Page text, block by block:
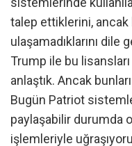
talep ettiklerini,
ulaşamadıklarını dile
Trump ile bu
anlaştık. Ancak
Bugün Patriot
paylaşabilir durumda
işlemleriyle